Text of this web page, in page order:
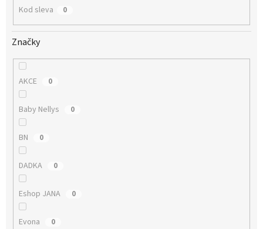
Kod sleva 0
Značky
AKCE 0
Baby Nellys 0
BN 0
DADKA 0
Eshop JANA 0
Evona 0